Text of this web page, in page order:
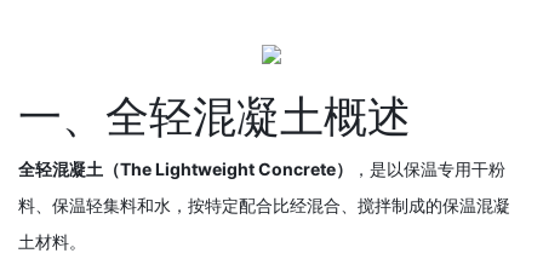
一、全轻混凝土概述
全轻混凝土（The Lightweight Concrete）
，是以保温专用干粉
料、保温轻集料和水，按特定配合比经混合、搅拌制成的保温混凝
土材料。